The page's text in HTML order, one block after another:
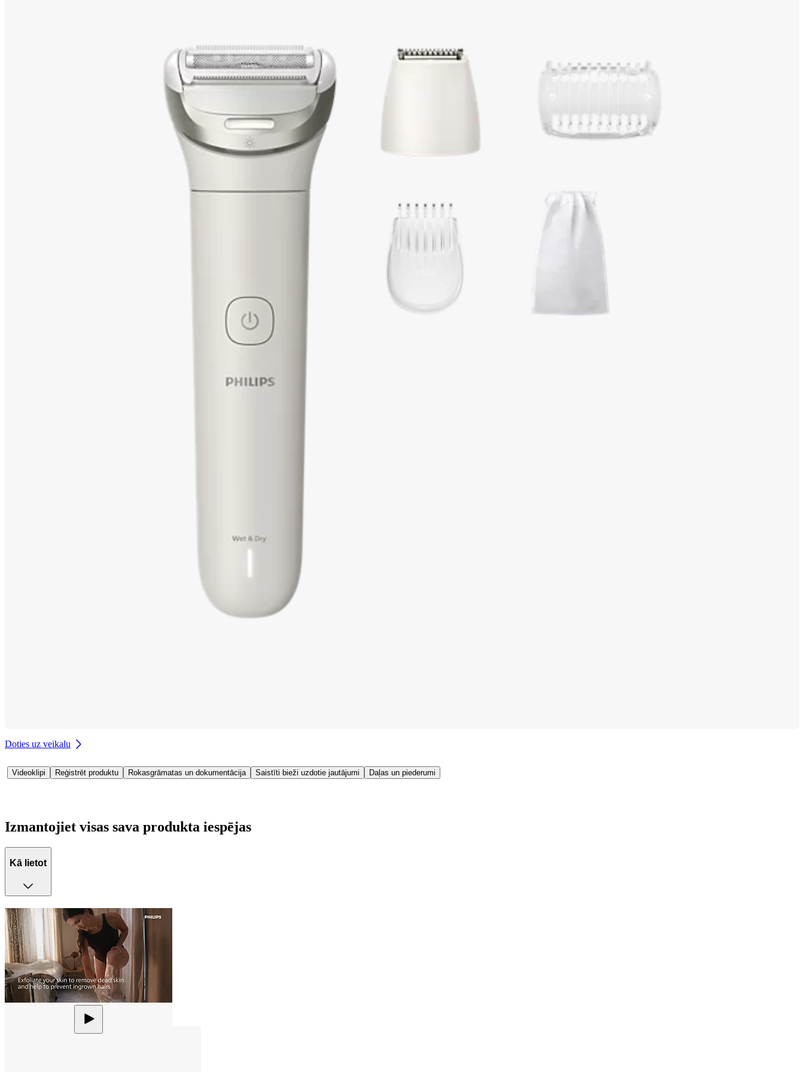
Doties uz veikalu
Videoklipi Reģistrēt produktu Rokasgrāmatas un dokumentācija Saistīti bieži uzdotie jautājumi Daļas un piederumi
Izmantojiet visas sava produkta iespējas
Kā lietot